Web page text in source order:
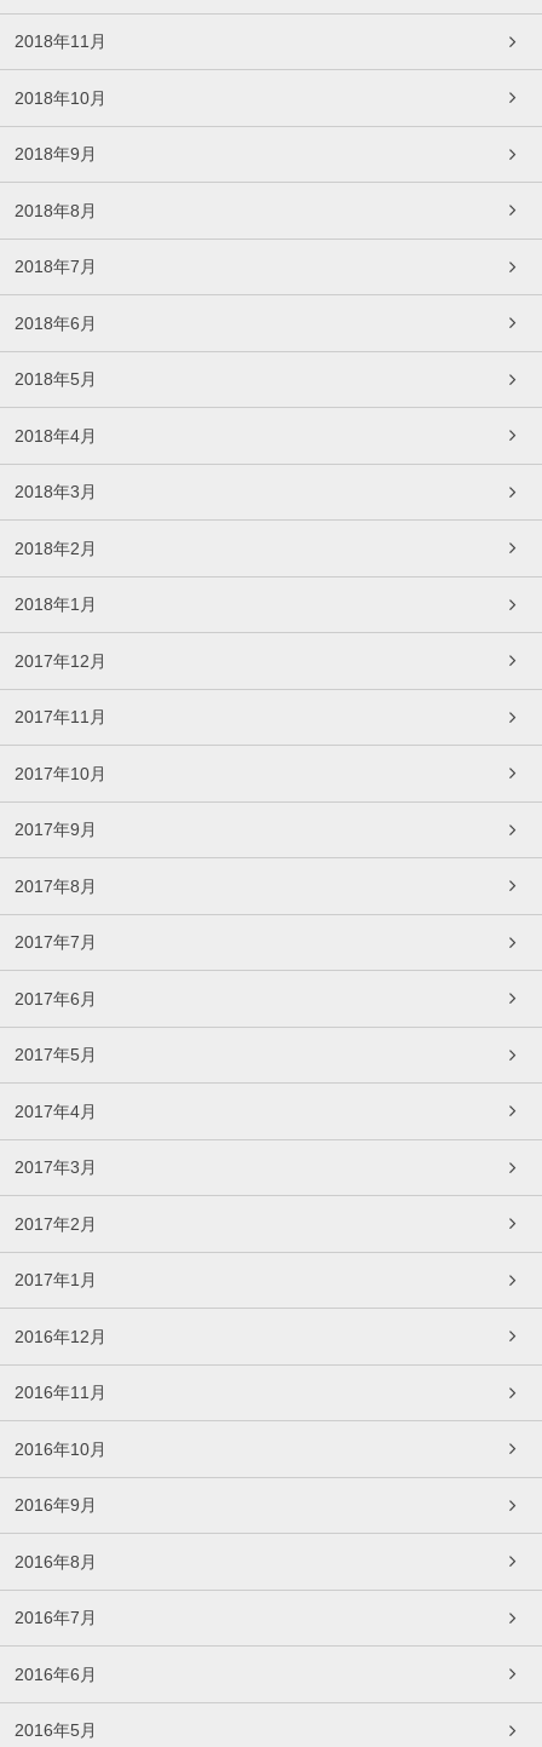
2018年11月
2018年10月
2018年9月
2018年8月
2018年7月
2018年6月
2018年5月
2018年4月
2018年3月
2018年2月
2018年1月
2017年12月
2017年11月
2017年10月
2017年9月
2017年8月
2017年7月
2017年6月
2017年5月
2017年4月
2017年3月
2017年2月
2017年1月
2016年12月
2016年11月
2016年10月
2016年9月
2016年8月
2016年7月
2016年6月
2016年5月